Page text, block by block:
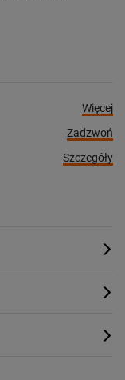
Więcej
Zadzwoń
Szczegóły